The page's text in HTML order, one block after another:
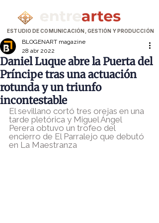
ESTUDIO DE COMUNICACIÓN, GESTIÓN Y PRODUCCIÓN
Daniel Luque abre la Puerta del
Príncipe tras una actuación
rotunda y un triunfo
incontestable
BLOGENART magazine
28 abr 2022
El sevillano cortó tres orejas en una
tarde pletórica y Miguel Ángel
Perera obtuvo un trofeo del
encierro de El Parralejo que debutó
en La Maestranza